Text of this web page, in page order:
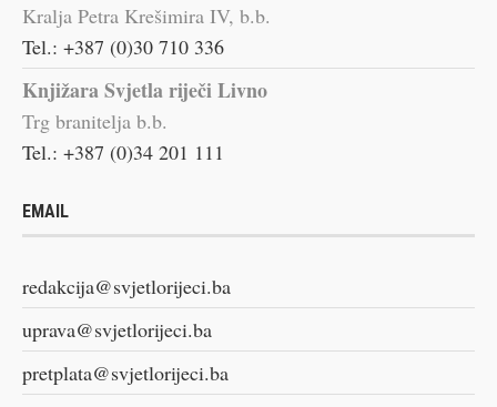
Kralja Petra Krešimira IV, b.b.
Tel.: +387 (0)30 710 336
Knjižara Svjetla riječi Livno
Trg branitelja b.b.
Tel.: +387 (0)34 201 111
EMAIL
redakcija@svjetlorijeci.ba
uprava@svjetlorijeci.ba
pretplata@svjetlorijeci.ba